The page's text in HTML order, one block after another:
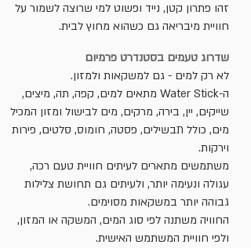
זהו פתרון קטן, נייד ופשוט למי שרוצה לשמור על
חוויית מיבריאה גם כשהוא מחוץ לבית.
שדרוג טעמים בסטנדרט פרמיום
לא רק למים - גם למשקאות ולמזון.
ה-Water Stick מתאים למים, קפה, תה, מיצים,
שייקים, יין, בירה, מרקים, מים לבישול ומזון המכיל
מים, כולל תבשילים, פסטה, חומוס, סלטים, פירות
וירקות.
משתמשים מתארים לעיתים חוויית טעם רכה,
עגולה ונעימה יותר, ולעיתים גם תחושת צלילות
גבוהה יותר במשקאות מסוימים.
החוויה משתנה לפי סוג המים, המשקה או המזון,
ולפי חוויית המשתמש האישית.